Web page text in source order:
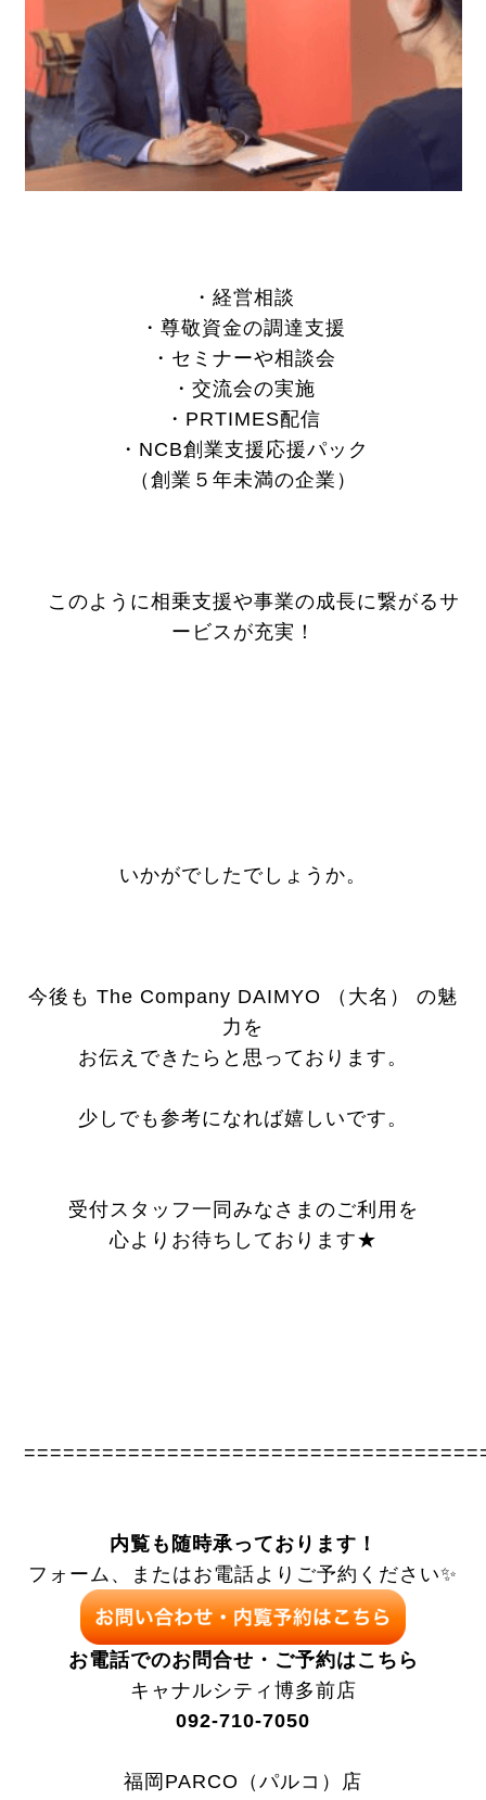
・経営相談
・尊敬資金の調達支援
・セミナーや相談会
・交流会の実施
・PRTIMES配信
・NCB創業支援応援パック
（創業５年未満の企業）
このように相乗支援や事業の成長に繋がるサ
ービスが充実！
いかがでしたでしょうか。
今後も The Company DAIMYO （大名） の魅
力を
お伝えできたらと思っております。
少しでも参考になれば嬉しいです。
受付スタッフ一同みなさまのご利用を
心よりお待ちしております★
内覧も随時承っております！
フォーム、またはお電話よりご予約ください✨
お電話でのお問合せ・ご予約はこちら
キャナルシティ博多前店
092-710-7050
福岡PARCO（パルコ）店